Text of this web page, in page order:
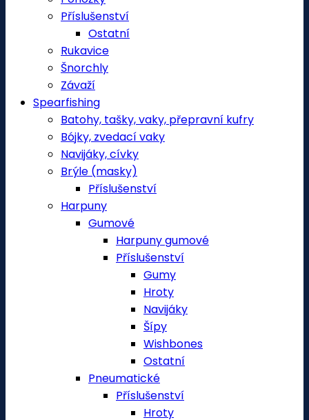
Příslušenství
Ostatní
Rukavice
Šnorchly
Závaží
Spearfishing
Batohy, tašky, vaky, přepravní kufry
Bójky, zvedací vaky
Navijáky, cívky
Brýle (masky)
Příslušenství
Harpuny
Gumové
Harpuny gumové
Příslušenství
Gumy
Hroty
Navijáky
Šípy
Wishbones
Ostatní
Pneumatické
Příslušenství
Hroty